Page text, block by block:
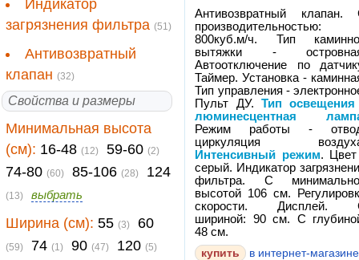
Индикатор
загрязнения фильтра (51)
Антивозвратный
клапан (32)
Свойства и размеры
Минимальная высота
(см): 16-48 (12) 59-60 (2)
74-80 (60) 85-106 (28) 124
(13) выбрать
Ширина (см): 55 (3) 60
(59) 74 (1) 90 (47) 120 (5)
Антивозвратный клапан.
производительностью:
800куб.м/ч. Тип
вытяжки -
Автоотключение по
Таймер. Установка -
Тип управления -
Пульт ДУ. Тип
люминесцентная
Режим работы -
циркуляция
Интенсивный режим.
серый. Индикатор
фильтра. С
высотой 106 см.
скорости. Дисплей.
шириной: 90 см. С
48 см.
в интернет-магазине